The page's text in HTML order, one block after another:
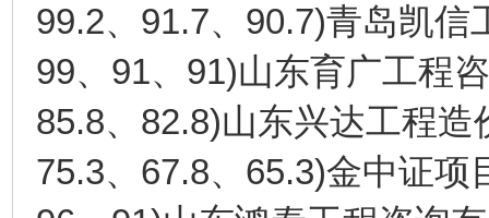
99.2、 91.7、 90.7)青岛凯信
99、 91、 91)山东育广工程
85.8、 82.8)山东兴达工程造
75.3、 67.8、 65.3)金中证项